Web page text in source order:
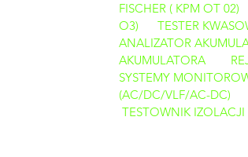
FISCHER ( KPM OT 02)
O3)
TESTER
ANALIZATOR
AKUMULATORA
SYSTEMY
(AC/DC/VLF/AC-DC)
TESTOWNIK IZOLACJI